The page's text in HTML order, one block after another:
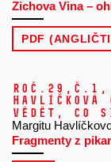
Zichova Vina –
PDF
Roč.29, č.1,
Havlíčková
vědět, co
Margitu
Fragmenty z